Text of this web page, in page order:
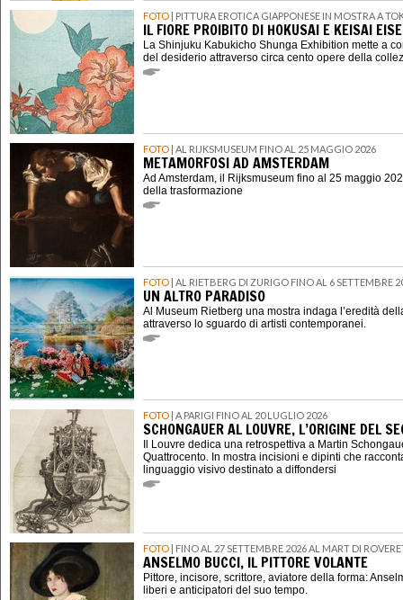
FOTO | PITTURA EROTICA GIAPPONESE IN MOSTRA A
IL FIORE PROIBITO DI HOKUSAI E KEISAI
La Shinjuku Kabukicho Shunga Exhibition mette a
del desiderio attraverso circa cento opere della
FOTO | AL RIJKSMUSEUM FINO AL 25 MAGGIO 2026
METAMORFOSI AD AMSTERDAM
Ad Amsterdam, il Rijksmuseum fino al 25 maggio
della trasformazione
FOTO | AL RIETBERG DI ZURIGO FINO AL 6 SETTEMBRE
UN ALTRO PARADISO
Al Museum Rietberg una mostra indaga l’eredità
attraverso lo sguardo di artisti contemporanei.
FOTO | A PARIGI FINO AL 20 LUGLIO 2026
SCHONGAUER AL LOUVRE, L’ORIGINE DEL
Il Louvre dedica una retrospettiva a Martin
Quattrocento. In mostra incisioni e dipinti che
linguaggio visivo destinato a diffondersi
FOTO | FINO AL 27 SETTEMBRE 2026 AL MART DI
ANSELMO BUCCI, IL PITTORE VOLANTE
Pittore, incisore, scrittore, aviatore della forma:
liberi e anticipatori del suo tempo.